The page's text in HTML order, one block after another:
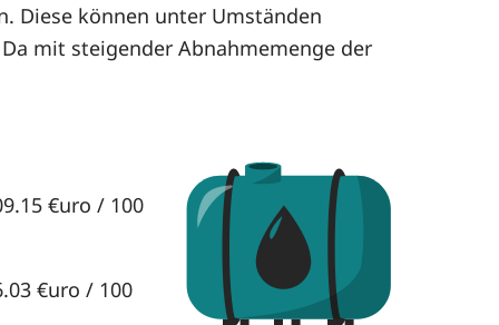
Diese können unter Umständen
mit steigender Abnahmemenge der
€uro / 100
€uro / 100